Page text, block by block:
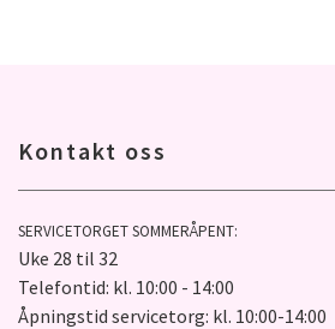
Kontakt oss
SERVICETORGET SOMMERÅPENT:
Uke 28 til 32
Telefontid: kl. 10:00 - 14:00
Åpningstid servicetorg: kl. 10:00-14:00